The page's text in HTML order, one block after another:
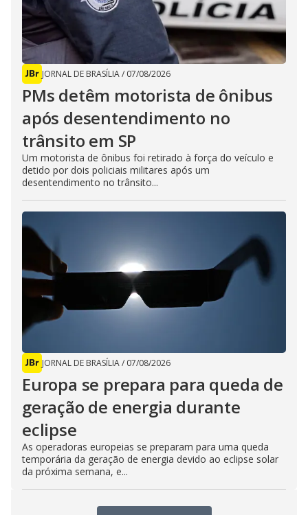
JORNAL DE BRASÍLIA/ 07/08/2026
PMs detêm motorista de ônibus
após desentendimento no
trânsito em SP
Um motorista de ônibus foi retirado à força do veículo e
detido por dois policiais militares após um
desentendimento no trânsito...
JORNAL DE BRASÍLIA/ 07/08/2026
Europa se prepara para queda de
geração de energia durante
eclipse
As operadoras europeias se preparam para uma queda
temporária da geração de energia devido ao eclipse solar
da próxima semana, e...